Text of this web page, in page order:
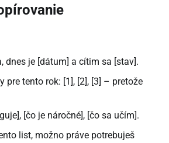
dnes je [dátum] a cítim sa [stav].
pre tento rok: [1], [2], [3] – pretože
[čo je náročné], [čo sa učím].
list, možno práve potrebuješ